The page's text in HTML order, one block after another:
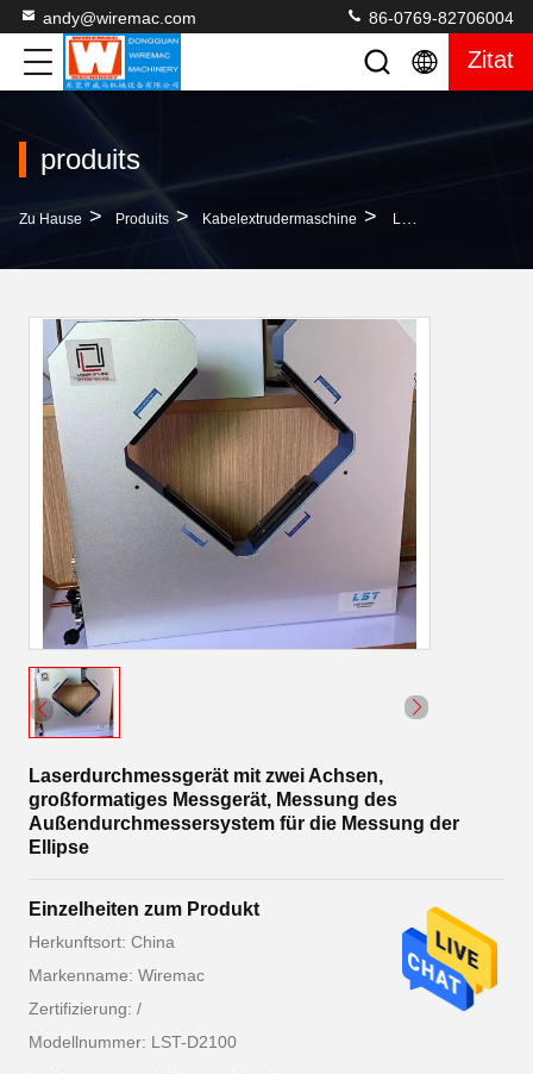
andy@wiremac.com 86-0769-82706004
Zitat
produits
Zu Hause > Produits > Kabelextrudermaschine > Laserdurchmessgerät Mit Zwei Achsen, Großformatiges Messgerät, Messung Des Außendurchmessersystem Für Die Messung Der Ellipse
Laserdurchmessgerät mit zwei Achsen,
großformatiges Messgerät, Messung des
Außendurchmessersystem für die Messung der
Ellipse
Einzelheiten zum Produkt
Herkunftsort: China
Markenname: Wiremac
Zertifizierung: /
Modellnummer: LST-D2100